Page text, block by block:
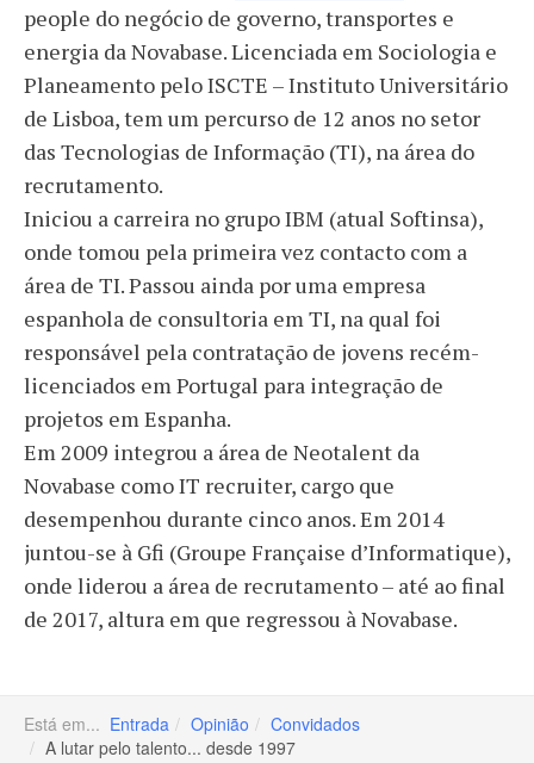
people do negócio de governo, transportes e
energia da Novabase. Licenciada em Sociologia e
Planeamento pelo ISCTE – Instituto Universitário
de Lisboa, tem um percurso de 12 anos no setor
das Tecnologias de Informação (TI), na área do
recrutamento.
Iniciou a carreira no grupo IBM (atual Softinsa),
onde tomou pela primeira vez contacto com a
área de TI. Passou ainda por uma empresa
espanhola de consultoria em TI, na qual foi
responsável pela contratação de jovens recém-
licenciados em Portugal para integração de
projetos em Espanha.
Em 2009 integrou a área de Neotalent da
Novabase como IT recruiter, cargo que
desempenhou durante cinco anos. Em 2014
juntou-se à Gfi (Groupe Française d’Informatique),
onde liderou a área de recrutamento – até ao final
de 2017, altura em que regressou à Novabase.
Está em... Entrada Opinião
Convidados
A lutar pelo talento... desde 1997